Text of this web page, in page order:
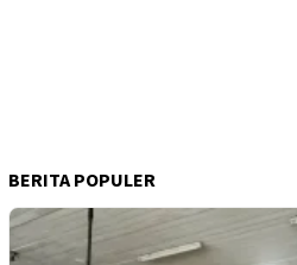
BERITA POPULER